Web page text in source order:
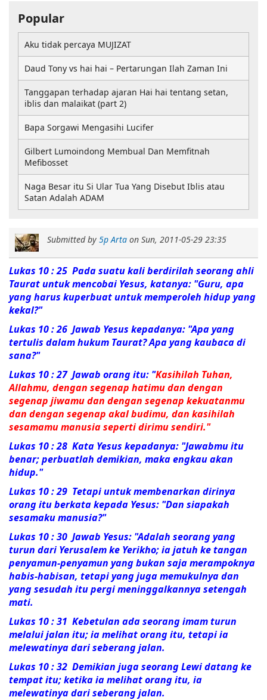
Submitted by 5p Arta on Sun, 2011-05-29 23:35
Lukas 10 : 25 Pada suatu kali berdirilah seorang ahli
Taurat untuk mencobai Yesus, katanya: "Guru, apa
yang harus kuperbuat untuk memperoleh hidup yang
kekal?"
Lukas 10 : 26 Jawab Yesus kepadanya: "Apa yang
tertulis dalam hukum Taurat? Apa yang kaubaca di
sana?"
Lukas 10 : 27 Jawab orang itu: "Kasihilah Tuhan,
Allahmu, dengan segenap hatimu dan dengan
segenap jiwamu dan dengan segenap kekuatanmu
dan dengan segenap akal budimu, dan kasihilah
sesamamu manusia seperti dirimu sendiri."
Lukas 10 : 28 Kata Yesus kepadanya: "Jawabmu itu
benar; perbuatlah demikian, maka engkau akan
hidup."
Lukas 10 : 29 Tetapi untuk membenarkan dirinya
orang itu berkata kepada Yesus: "Dan siapakah
sesamaku manusia?"
Lukas 10 : 30 Jawab Yesus: "Adalah seorang yang
turun dari Yerusalem ke Yerikho; ia jatuh ke tangan
penyamun-penyamun yang bukan saja merampoknya
habis-habisan, tetapi yang juga memukulnya dan
yang sesudah itu pergi meninggalkannya setengah
mati.
Lukas 10 : 31 Kebetulan ada seorang imam turun
melalui jalan itu; ia melihat orang itu, tetapi ia
melewatinya dari seberang jalan.
Lukas 10 : 32 Demikian juga seorang Lewi datang ke
tempat itu; ketika ia melihat orang itu, ia
melewatinya dari seberang jalan.
Popular
Aku tidak percaya MUJIZAT
Daud Tony vs hai hai – Pertarungan Ilah Zaman Ini
Tanggapan terhadap ajaran Hai hai tentang setan,
iblis dan malaikat (part 2)
Bapa Sorgawi Mengasihi Lucifer
Gilbert Lumoindong Membual Dan Memfitnah
Mefibosset
Naga Besar itu Si Ular Tua Yang Disebut Iblis atau
Satan Adalah ADAM